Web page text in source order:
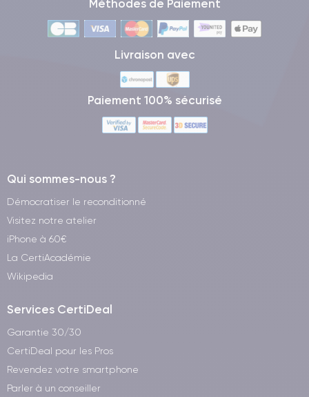
Méthodes de Paiement
Livraison avec
Paiement 100% sécurisé
Qui sommes-nous ?
Démocratiser le reconditionné
Visitez notre atelier
iPhone à 60€
La CertiAcadémie
Wikipedia
Services CertiDeal
Garantie 30/30
CertiDeal pour les Pros
Revendez votre smartphone
Parler à un conseiller